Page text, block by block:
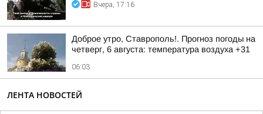
Вчера, 17:16
Доброе утро, Ставрополь!. Прогноз погоды на
четверг, 6 августа: температура воздуха +31
06:03
ЛЕНТА НОВОСТЕЙ